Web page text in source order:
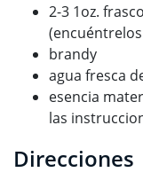
2-3 1oz.
brandy
agua fresca
esencia
las
Direcciones